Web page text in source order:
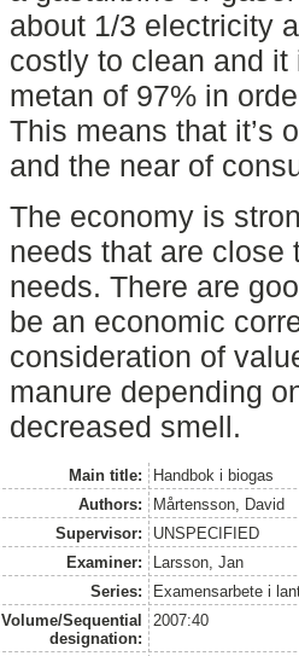
about 1/3 electricity
costly to clean and
metan of 97% in
This means that it’s
and the near of
The economy is
needs that are close
needs. There are
be an economic
consideration of
manure depending
decreased smell.
Main title:
Handbok i biogas
Authors:
Mårtensson, David
Supervisor:
UNSPECIFIED
Examiner:
Larsson, Jan
Series:
Examensarbete i
Volume/Sequential
designation:
2007:40